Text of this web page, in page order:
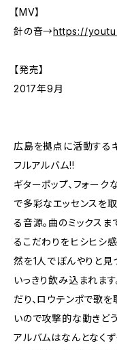
【MV】
針の音→https://
【発売】
2017年9月
広島を拠点に活動する
フルアルバム!!
ギターポップ、フォー
で多彩なエッセンスを
る音源。曲のミックスま
るこだわりをヒシヒシ
然を1人でぼんやりと見
いっきり飲み込まれま
だり、ロウテンポで歌
いので攻撃的な動きど
アルバムはなんとなく